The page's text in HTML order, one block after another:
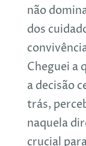
não
dos
Cheguei a
a decisão
trás,
naquela
crucial